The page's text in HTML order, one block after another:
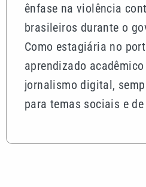
ênfase na violência
brasileiros durante o
Como estagiária no
aprendizado
jornalismo digital,
para temas sociais e